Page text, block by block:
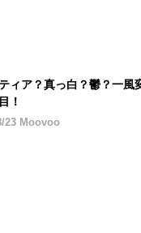
ィア？真っ白？鬱？一風
！
23 Moovoo